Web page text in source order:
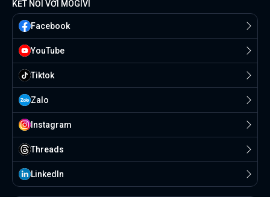
KẾT NỐI VỚI MOGIVI
Facebook
YouTube
Tiktok
Zalo
Instagram
Threads
Linkedln